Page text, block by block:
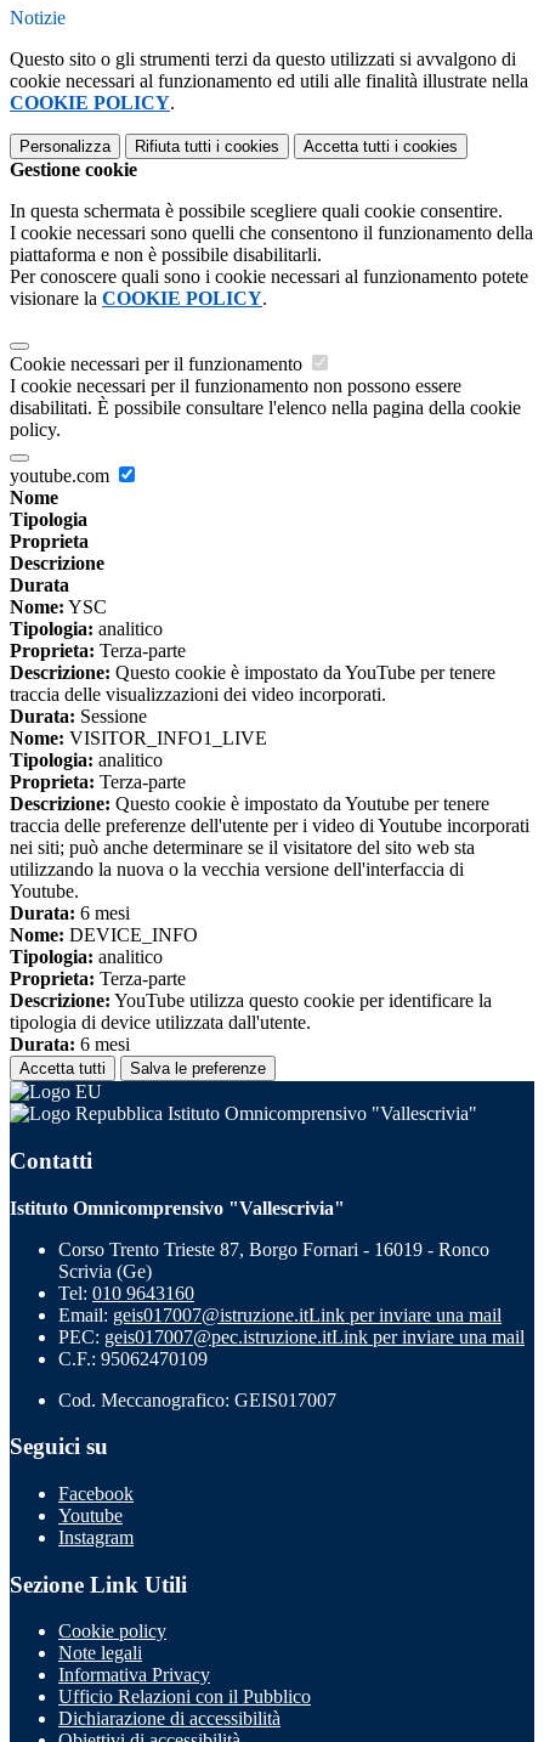
Notizie
Questo sito o gli strumenti terzi da questo utilizzati si avvalgono di
cookie necessari al funzionamento ed utili alle finalità illustrate nella
COOKIE POLICY.
Personalizza Rifiuta tutti i cookies Accetta tutti i cookies
Gestione cookie
In questa schermata è possibile scegliere quali cookie consentire.
I cookie necessari sono quelli che consentono il funzionamento della
piattaforma e non è possibile disabilitarli.
Per conoscere quali sono i cookie necessari al funzionamento potete
visionare la COOKIE POLICY.
Cookie necessari per il funzionamento
I cookie necessari per il funzionamento non possono essere
disabilitati. È possibile consultare l'elenco nella pagina della cookie
policy.
youtube.com
Nome
Tipologia
Proprieta
Descrizione
Durata
Nome: YSC
Tipologia: analitico
Proprieta: Terza-parte
Descrizione: Questo cookie è impostato da YouTube per tenere
traccia delle visualizzazioni dei video incorporati.
Durata: Sessione
Nome: VISITOR_INFO1_LIVE
Tipologia: analitico
Proprieta: Terza-parte
Descrizione: Questo cookie è impostato da Youtube per tenere
traccia delle preferenze dell'utente per i video di Youtube incorporati
nei siti; può anche determinare se il visitatore del sito web sta
utilizzando la nuova o la vecchia versione dell'interfaccia di
Youtube.
Durata: 6 mesi
Nome: DEVICE_INFO
Tipologia: analitico
Proprieta: Terza-parte
Descrizione: YouTube utilizza questo cookie per identificare la
tipologia di device utilizzata dall'utente.
Durata: 6 mesi
Accetta tutti Salva le preferenze
Istituto Omnicomprensivo "Vallescrivia"
Contatti
Istituto Omnicomprensivo "Vallescrivia"
Corso Trento Trieste 87, Borgo Fornari - 16019 - Ronco
Scrivia (Ge)
Tel: 010 9643160
Email: geis017007@istruzione.itLink per inviare una mail
PEC: geis017007@pec.istruzione.itLink per inviare una mail
C.F.: 95062470109
Cod. Meccanografico: GEIS017007
Seguici su
Facebook
Youtube
Instagram
Sezione Link Utili
Cookie policy
Note legali
Informativa Privacy
Ufficio Relazioni con il Pubblico
Dichiarazione di accessibilità